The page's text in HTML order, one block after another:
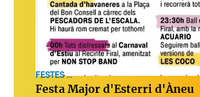
FESTES ...
Festa Major d'Esterri d'Àneu